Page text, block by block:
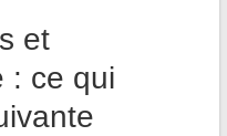
et
: ce qui